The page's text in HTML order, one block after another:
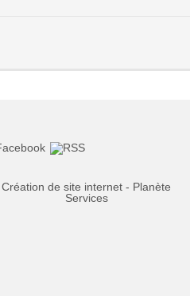
Création de site internet - Planète
Services